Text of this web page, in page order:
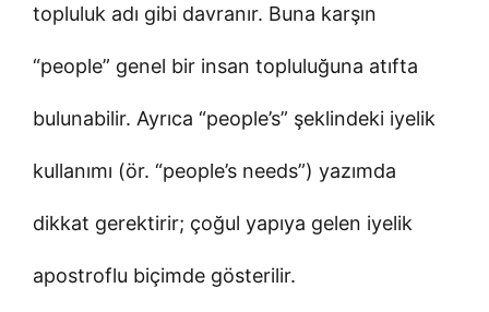
topluluk adı gibi davranır. Buna karşın
“people” genel bir insan topluluğuna atıfta
bulunabilir. Ayrıca “people’s” şeklindeki iyelik
kullanımı (ör. “people’s needs”) yazımda
dikkat gerektirir; çoğul yapıya gelen iyelik
apostroflu biçimde gösterilir.